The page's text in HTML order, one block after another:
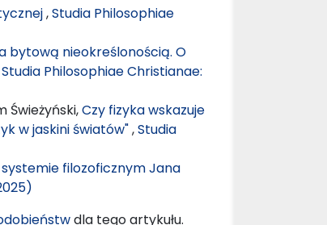
,Studia Philosophiae
bytową nieokreślonością. O
Studia Philosophiae Christianae:
Świeżyński,Czy fizyka wskazuje
w jaskini światów",Studia
filozoficznym Jana
dla tego artykułu.